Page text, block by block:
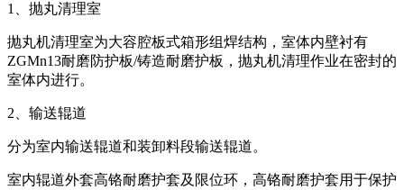
1、抛丸清理室
抛丸机清理室为大容腔板式箱形组焊结构，室体内壁衬有
ZGMn13耐磨防护板/铸造耐磨护板，抛丸机清理作业在密封的
室体内进行。
2、输送辊道
分为室内输送辊道和装卸料段输送辊道。
室内辊道外套高铬耐磨护套及限位环，高铬耐磨护套用于保护